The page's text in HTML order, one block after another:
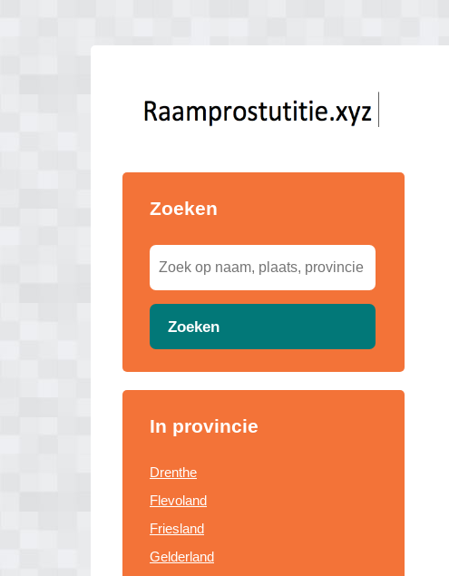
Zoeken
Zoeken
In provincie
Drenthe
Flevoland
Friesland
Gelderland